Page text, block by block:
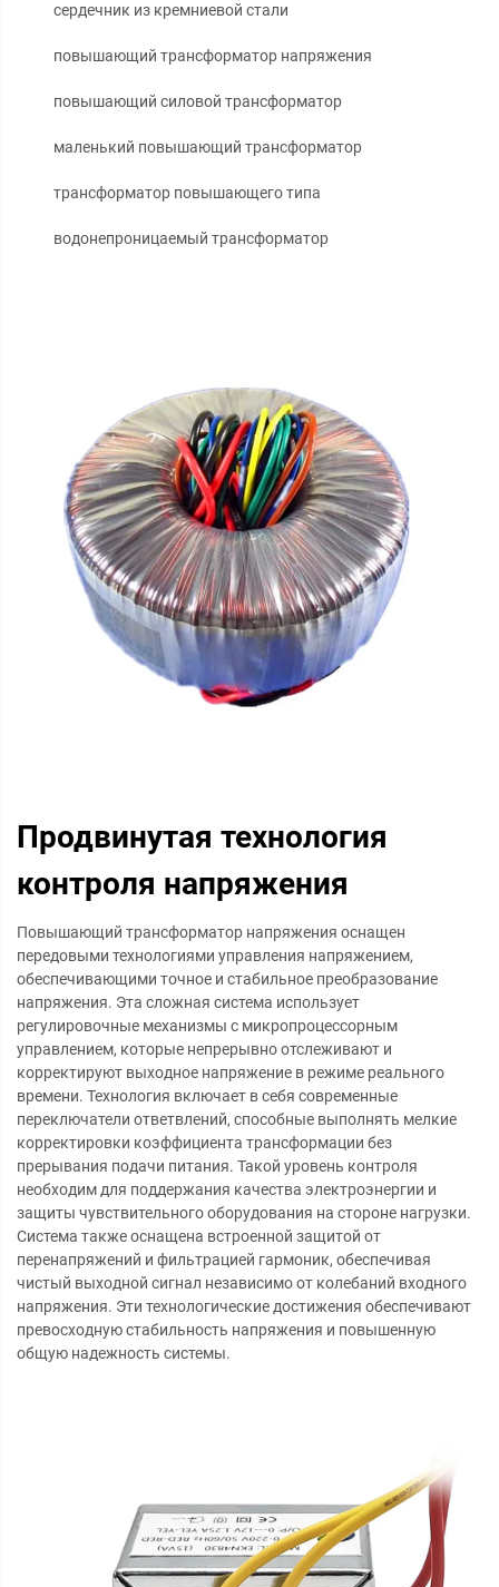
сердечник из кремниевой стали
повышающий трансформатор напряжения
повышающий силовой трансформатор
маленький повышающий трансформатор
трансформатор повышающего типа
водонепроницаемый трансформатор
Продвинутая технология
контроля напряжения
Повышающий трансформатор напряжения оснащен
передовыми технологиями управления напряжением,
обеспечивающими точное и стабильное преобразование
напряжения. Эта сложная система использует
регулировочные механизмы с микропроцессорным
управлением, которые непрерывно отслеживают и
корректируют выходное напряжение в режиме реального
времени. Технология включает в себя современные
переключатели ответвлений, способные выполнять мелкие
корректировки коэффициента трансформации без
прерывания подачи питания. Такой уровень контроля
необходим для поддержания качества электроэнергии и
защиты чувствительного оборудования на стороне нагрузки.
Система также оснащена встроенной защитой от
перенапряжений и фильтрацией гармоник, обеспечивая
чистый выходной сигнал независимо от колебаний входного
напряжения. Эти технологические достижения обеспечивают
превосходную стабильность напряжения и повышенную
общую надежность системы.